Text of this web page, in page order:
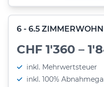
6 - 6.5
CHF 1'360 –
inkl. Mehrwertsteuer
inkl. 100%